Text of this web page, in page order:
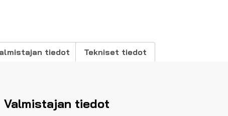
tiedot Tekniset tiedot
Valmistajan tiedot